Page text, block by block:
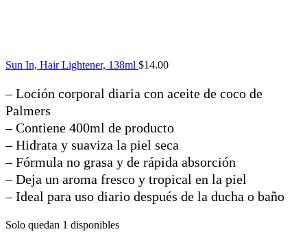
Sun In, Hair Lightener, 138ml $14.00
– Loción corporal diaria con aceite de coco de
Palmers
– Contiene 400ml de producto
– Hidrata y suaviza la piel seca
– Fórmula no grasa y de rápida absorción
– Deja un aroma fresco y tropical en la piel
– Ideal para uso diario después de la ducha o baño
Solo quedan 1 disponibles